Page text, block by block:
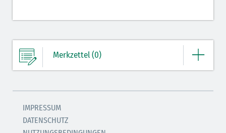
Merkzettel (0)
IMPRESSUM
DATENSCHUTZ